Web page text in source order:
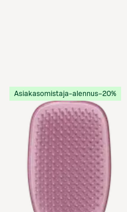
Asiakasomistaja-alennus−20%